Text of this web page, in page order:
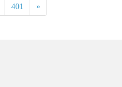
401 »